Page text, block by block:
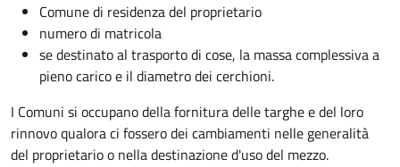
Comune di residenza del proprietario
numero di matricola
se destinato al trasporto di cose, la massa complessiva a
pieno carico e il diametro dei cerchioni.
I Comuni si occupano della fornitura delle targhe e del loro
rinnovo qualora ci fossero dei cambiamenti nelle generalità
del proprietario o nella destinazione d'uso del mezzo.